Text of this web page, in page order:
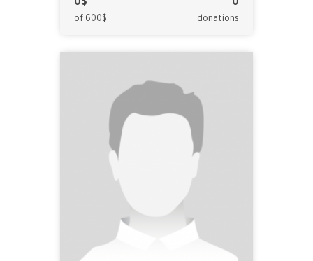
0$
of 600$
0
donations